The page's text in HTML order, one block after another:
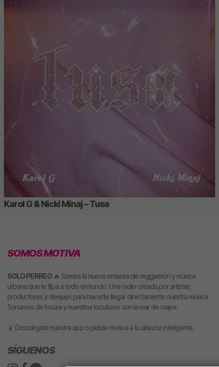
Karol G & Nicki Minaj – Tusa
SOMOS MOTIVA
SOLO PERREO 🔥 Somos la nueva emisora de reggaetón y música
urbana que le flipa a todo el mundo. Una radio creada por artistas,
productores y deejays para hacerte llegar directamente nuestra música.
Sonamos de locura y nuestros locutores son la mar de majos.
📱 Descárgate nuestra app o pídele motiva a tu altavoz inteligente.
SÍGUENOS